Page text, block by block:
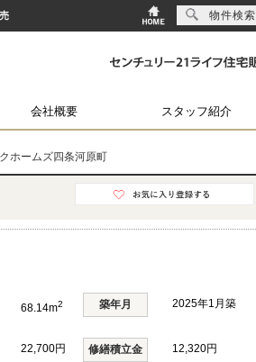
会社概要 スタッフ紹介
ホームズ四条河原町
68.14m2 築年月 2025年1月築
22,700円 修繕積立金 12,320円
物件検索